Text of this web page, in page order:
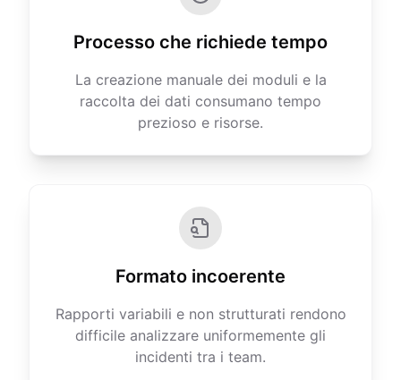
Processo che richiede tempo
La creazione manuale dei moduli e la
raccolta dei dati consumano tempo
prezioso e risorse.
Formato incoerente
Rapporti variabili e non strutturati rendono
difficile analizzare uniformemente gli
incidenti tra i team.